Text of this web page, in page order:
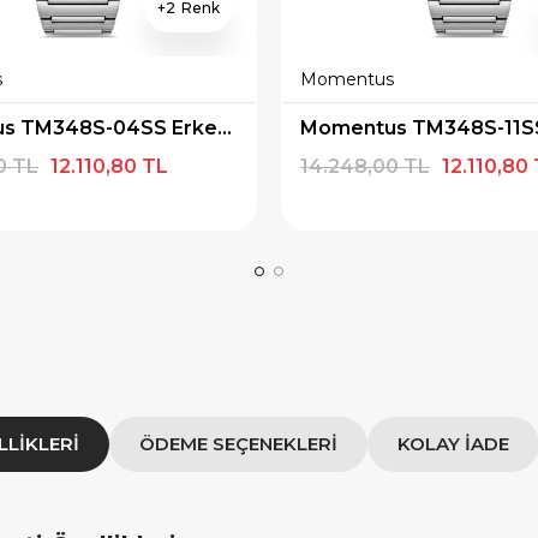
2
Momentus TM348S-04SS Erkek Kol Saati
12.110,80 TL
TL
Momentus
12.110,80
14.248,00 TL
ÖDEME SEÇENEKLERI KOLAY İADE
İNDİRİM × SEPETTE İNDİRİM ×
HEDIYE1000